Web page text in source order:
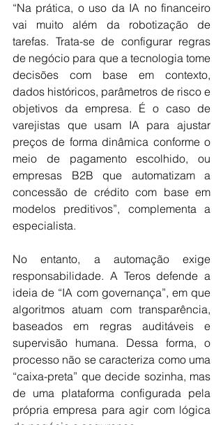
“Na prática, o uso da IA no financeiro
vai muito além da robotização de
tarefas. Trata-se de configurar regras
de negócio para que a tecnologia tome
decisões com base em contexto,
dados históricos, parâmetros de risco e
objetivos da empresa. É o caso de
varejistas que usam IA para ajustar
preços de forma dinâmica conforme o
meio de pagamento escolhido, ou
empresas B2B que automatizam a
concessão de crédito com base em
modelos preditivos”, complementa a
especialista.
No entanto, a automação exige
responsabilidade. A Teros defende a
ideia de “IA com governança”, em que
algoritmos atuam com transparência,
baseados em regras auditáveis e
supervisão humana. Dessa forma, o
processo não se caracteriza como uma
“caixa-preta” que decide sozinha, mas
de uma plataforma configurada pela
própria empresa para agir com lógica